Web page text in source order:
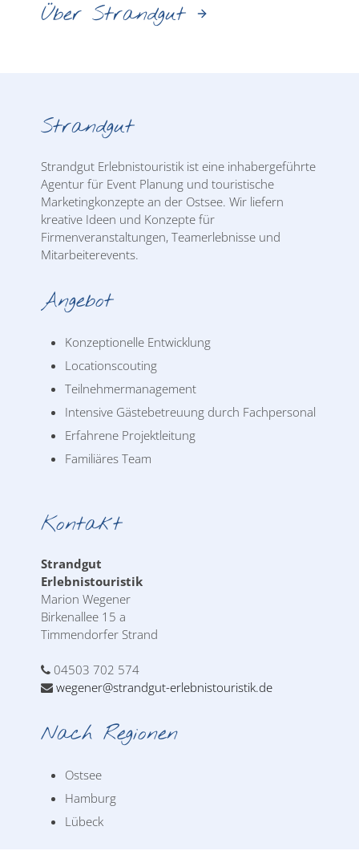
Über Strandgut
Strandgut
Strandgut Erlebnistouristik ist eine inhabergeführte
Agentur für Event Planung und touristische
Marketingkonzepte an der Ostsee. Wir liefern
kreative Ideen und Konzepte für
Firmenveranstaltungen, Teamerlebnisse und
Mitarbeiterevents.
Angebot
Konzeptionelle Entwicklung
Locationscouting
Teilnehmermanagement
Intensive Gästebetreuung durch Fachpersonal
Erfahrene Projektleitung
Familiäres Team
Kontakt
Strandgut
Erlebnistouristik
Marion Wegener
Birkenallee 15 a
Timmendorfer Strand
04503 702 574
wegener@strandgut-erlebnistouristik.de
Nach Regionen
Ostsee
Hamburg
Lübeck